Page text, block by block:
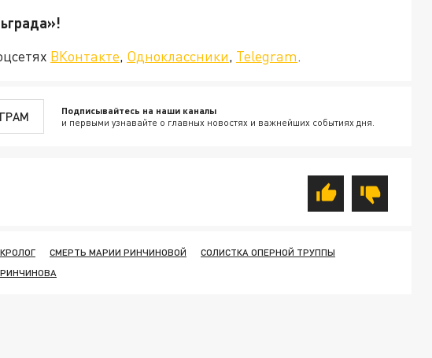
ВКонтакте, Одноклассники, Telegram.
Подписывайтесь на наши каналы
и первыми узнавайте о главных новостях и важнейших событиях дня.
СМЕРТЬ МАРИИ РИНЧИНОВОЙ
СОЛИСТКА ОПЕРНОЙ ТРУППЫ